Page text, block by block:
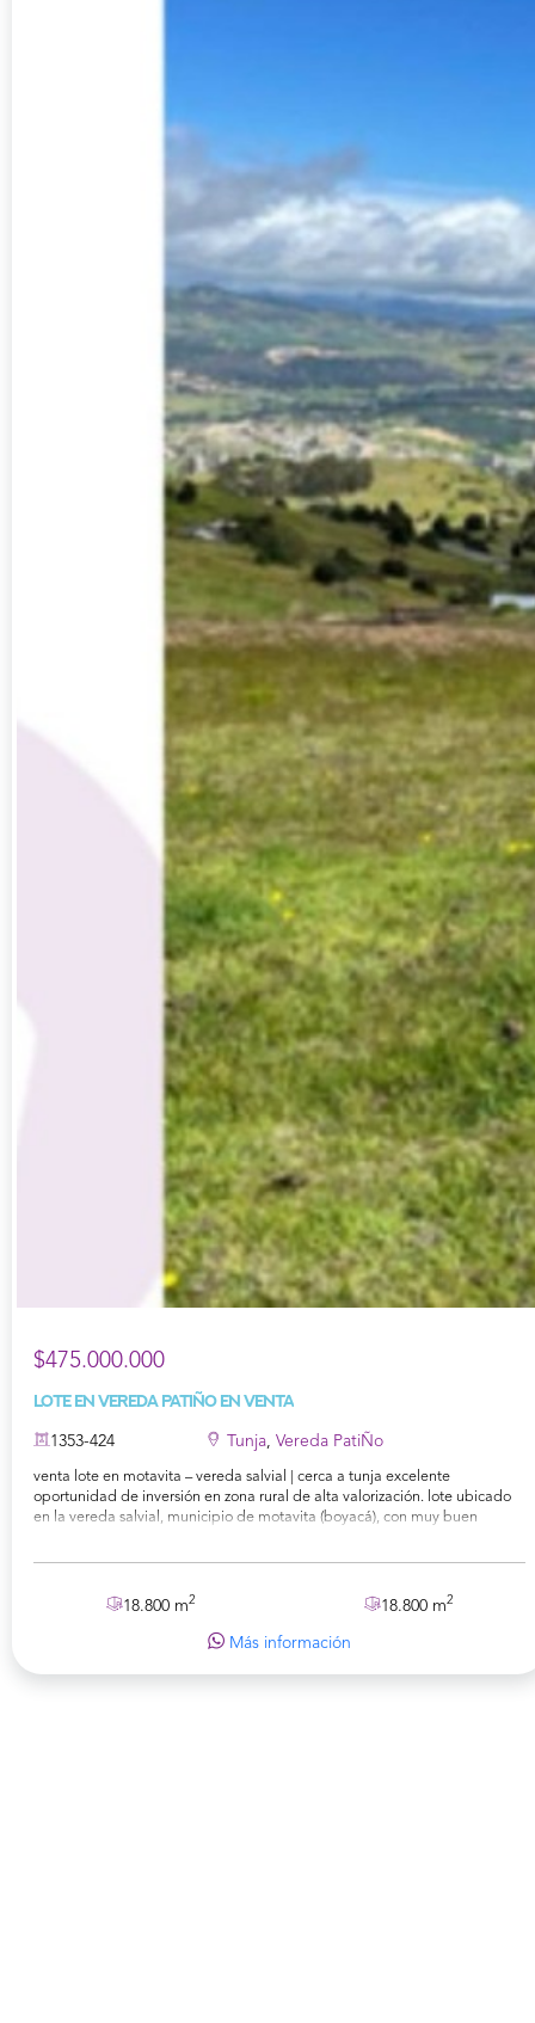
$475.000.000
Lote en Vereda PatiÑo en Venta
1353-424 Tunja,Vereda PatiÑo
venta lote en motavita – vereda salvial | cerca a tunja excelente
oportunidad de inversión en zona rural de alta valorización. lote ubicado
en la vereda salvial, municipio de motavita (boyacá), con muy buen
18.800 m2 18.800 m2
Más información